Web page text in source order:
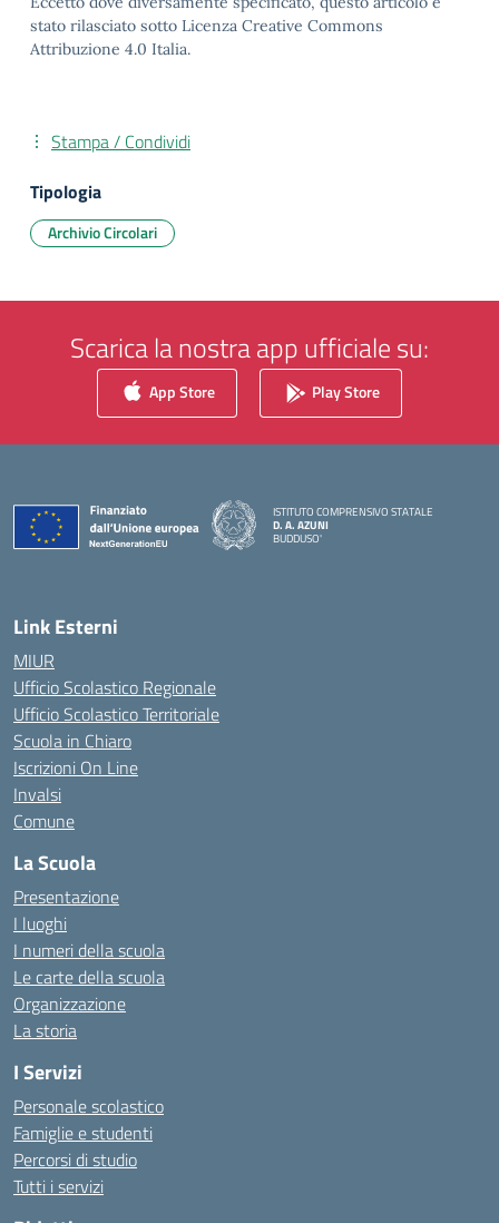
stato rilasciato sotto Licenza Creative Commons
Attribuzione 4.0 Italia.
Stampa / Condividi
Tipologia
Archivio Circolari
Scarica la nostra app ufficiale su:
App Store Play Store
ISTITUTO COMPRENSIVO STATALE
D. A. AZUNI
BUDDUSO'
Link Esterni
MIUR
Ufficio Scolastico Regionale
Ufficio Scolastico Territoriale
Scuola in Chiaro
Iscrizioni On Line
Invalsi
Comune
La Scuola
Presentazione
I luoghi
I numeri della scuola
Le carte della scuola
Organizzazione
La storia
I Servizi
Personale scolastico
Famiglie e studenti
Percorsi di studio
Tutti i servizi